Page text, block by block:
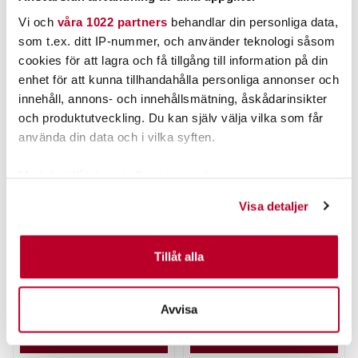
Vi och våra 1022 partners behandlar din personliga data,
som t.ex. ditt IP-nummer, och använder teknologi såsom
cookies för att lagra och få tillgång till information på din
enhet för att kunna tillhandahålla personliga annonser och
innehåll, annons- och innehållsmätning, åskådarinsikter
och produktutveckling. Du kan själv välja vilka som får
använda din data och i vilka syften.
Identifiera din enhet genom att aktivt skanna den för
specifika kännetecken (fingeravtryck)
Ta reda på mer om hur dina personliga uppgifter
Du kan ändra eller dra tillbaka ditt samtycke när som
helst från cookie-förklaringen.
Visa detaljer
Tillåt alla
Avvisa
ANDRA TITTADE OCKSÅ PÅ
ÅLPINGLA Dubbel med
Pris:19,00 kr19,00 kr
LÄGG I VARUKORGEN
DAM Effzett Peacemaker
79,00 krTidigare pris:
99,00 kr
99,00 kr
LÄS MER